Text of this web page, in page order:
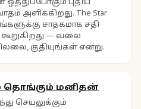
புதிய
அளிக்கிறது. The Star
சாதகமாக சதி
கூறுகிறது — வலை
குதியுங்கள் என்று.
தொங்கும் மனிதன்
செயலுக்கும்